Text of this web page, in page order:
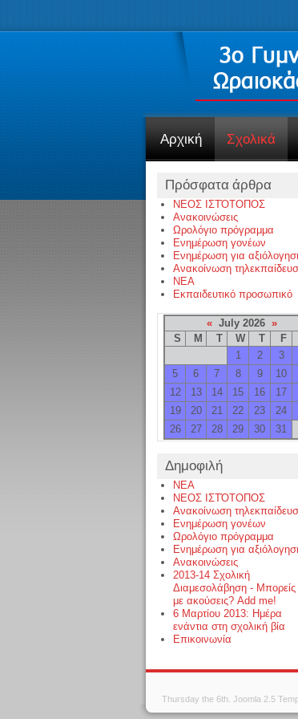
Αρχική Σχολικά
Πρόσφατα άρθρα
ΝΕΟΣ ΙΣΤΌΤΟΠΟΣ
Ανακοινώσεις
Ωρολόγιο πρόγραμμα
Ενημέρωση γονέων
Ενημέρωση για
Ανακοίνωση
NEA
Εκπαιδευτικό προσωπικό
« July 2026 »
S
M T W T F
1
2 3
5
6 7 8 9 10
12
13 14 15 16 17
19
20 21 22 23 24
26
27 28 29 30 31
Δημοφιλή
NEA
ΝΕΟΣ ΙΣΤΌΤΟΠΟΣ
Ανακοίνωση
Ενημέρωση γονέων
Ωρολόγιο πρόγραμμα
Ενημέρωση για
Ανακοινώσεις
2013-14 Σχολική
Διαμεσολάβηση - Μπορείς
με ακούσεις? Add me!
6 Μαρτίου 2013: Ημέρα
ενάντια στη σχολική βία
Επικοινωνία
Thursday the 6th. Joomla 2.5